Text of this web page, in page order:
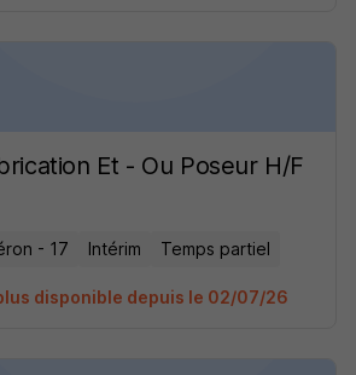
Et - Ou Poseur H/F
- 17 Intérim Temps partiel
disponible depuis le 02/07/26